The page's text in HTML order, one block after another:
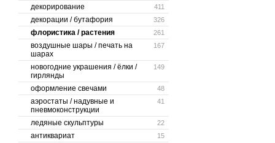
411
декорирование
326
декорации / бутафория
261
флористика / растения
167
воздушные шары / печать на
шарах
149
новогодние украшения / ёлки /
гирлянды
48
оформление свечами
41
аэростаты / надувные и
пневмоконструкции
22
ледяные скульптуры
15
антиквариат